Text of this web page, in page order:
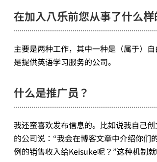
在加入八乐前您从事了什么样
主要是两种工作，其中一种是（属于）
是提供英语学习服务的公司。
什么是推广员？
我还蛮喜欢发布信息的。比如说我自己
的公司说：“我会在博客文章中介绍你
例的销售收入给Keisuke呢？”这种机制